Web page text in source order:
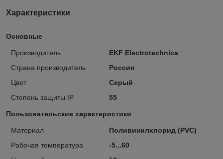
Характеристики
Основные
Производитель
EKF Electrotechnica
Страна производитель
Россия
Цвет
Серый
Степень защиты IP
55
Пользовательские характеристики
Материал
Поливинилхлорид (PVC)
Рабочая температура
-5...60